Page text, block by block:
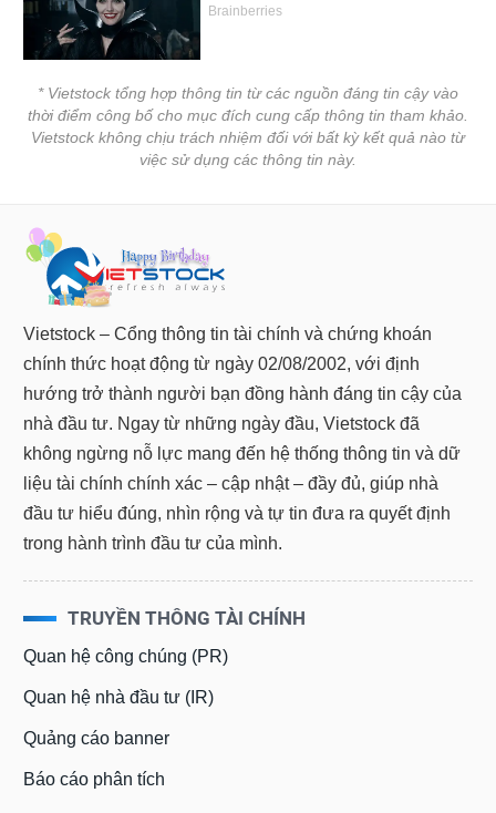
* Vietstock tổng hợp thông tin từ các nguồn đáng tin cậy vào
thời điểm công bố cho mục đích cung cấp thông tin tham khảo.
Vietstock không chịu trách nhiệm đối với bất kỳ kết quả nào từ
việc sử dụng các thông tin này.
Vietstock – Cổng thông tin tài chính và chứng khoán
chính thức hoạt động từ ngày 02/08/2002, với định
hướng trở thành người bạn đồng hành đáng tin cậy của
nhà đầu tư. Ngay từ những ngày đầu, Vietstock đã
không ngừng nỗ lực mang đến hệ thống thông tin và dữ
liệu tài chính chính xác – cập nhật – đầy đủ, giúp nhà
đầu tư hiểu đúng, nhìn rộng và tự tin đưa ra quyết định
trong hành trình đầu tư của mình.
TRUYỀN THÔNG TÀI CHÍNH
Quan hệ công chúng (PR)
Quan hệ nhà đầu tư (IR)
Quảng cáo banner
Báo cáo phân tích
liệu
chính